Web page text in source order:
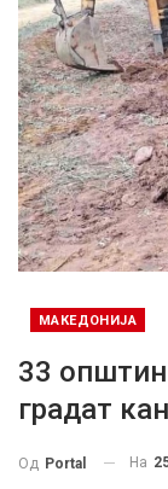
МАКЕДОНИЈА
33
градат
Од Portal На